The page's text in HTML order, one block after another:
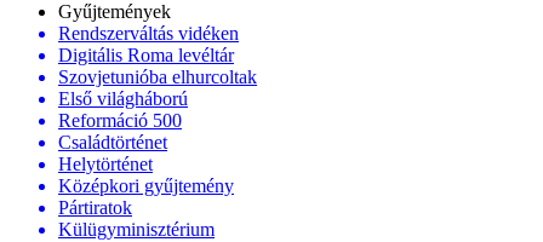
Gyűjtemények
Rendszerváltás vidéken
Digitális Roma levéltár
Szovjetunióba elhurcoltak
Első világháború
Reformáció 500
Családtörténet
Helytörténet
Középkori gyűjtemény
Pártiratok
Külügyminisztérium